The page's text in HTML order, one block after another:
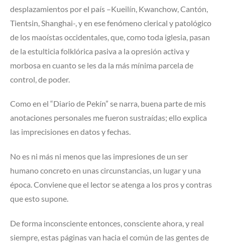
desplazamientos por el país –Kueilín, Kwanchow, Cantón,
Tientsin, Shanghai-, y en ese fenómeno clerical y patológico
de los maoístas occidentales, que, como toda iglesia, pasan
de la estulticia folklórica pasiva a la opresión activa y
morbosa en cuanto se les da la más mínima parcela de
control, de poder.
Como en el “Diario de Pekín” se narra, buena parte de mis
anotaciones personales me fueron sustraídas; ello explica
las imprecisiones en datos y fechas.
No es ni más ni menos que las impresiones de un ser
humano concreto en unas circunstancias, un lugar y una
época. Conviene que el lector se atenga a los pros y contras
que esto supone.
De forma inconsciente entonces, consciente ahora, y real
siempre, estas páginas van hacia el común de las gentes de